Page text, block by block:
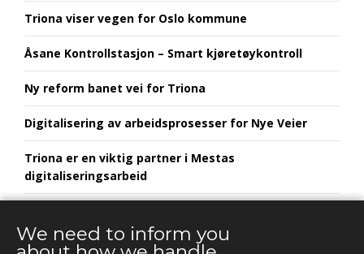
Triona viser vegen for Oslo kommune
Åsane Kontrollstasjon – Smart kjøretøykontroll
Ny reform banet vei for Triona
Digitalisering av arbeidsprosesser for Nye Veier
Triona er en viktig partner i Mestas
digitaliseringsarbeid
samarbeid med Triona
We need to inform you